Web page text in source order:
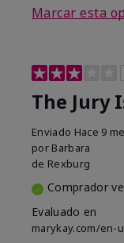
Marcar esta
The Jury
Enviado Hace 9
por Barbara
de Rexburg
Comprador
Evaluado en
marykay.com/en-